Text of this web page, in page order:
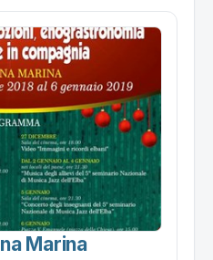
Marina